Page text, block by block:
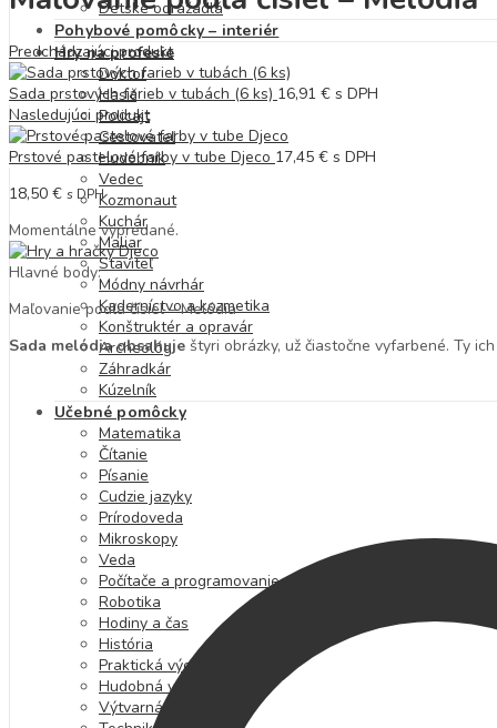
Detské odrážadlá
Pohybové pomôcky – interiér
Hry na profesie
Doktor
Hasič
Policajt
Cestovateľ
Hudobník
Vedec
Kozmonaut
Kuchár
Maliar
Staviteľ
Módny návrhár
Kaderníctvo a kozmetika
Konštruktér a opravár
Archeológ
Záhradkár
Kúzelník
Učebné pomôcky
Matematika
Čítanie
Písanie
Cudzie jazyky
Prírodoveda
Mikroskopy
Veda
Počítače a programovanie
Robotika
Hodiny a čas
História
Praktická výchova
Hudobná výchova
Výtvarná výchova
Predchádzajúci produkt
Sada prstových farieb v tubách (6 ks) 16,91 € s DPH
Nasledujúci produkt
Prstové pastelové farby v tube Djeco 17,45 € s DPH
18,50 € s DPH
Momentálne vypredané.
Hlavné body:
Maľovanie podľa čísiel – Melódia
Sada melódia obsahuje štyri obrázky, už čiastočne vyfarbené. Ty